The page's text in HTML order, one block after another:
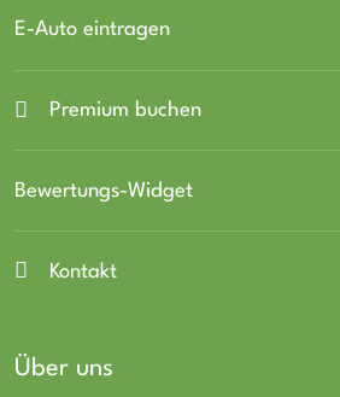
E-Auto eintragen
Premium buchen
Bewertungs-Widget
Kontakt
Über uns